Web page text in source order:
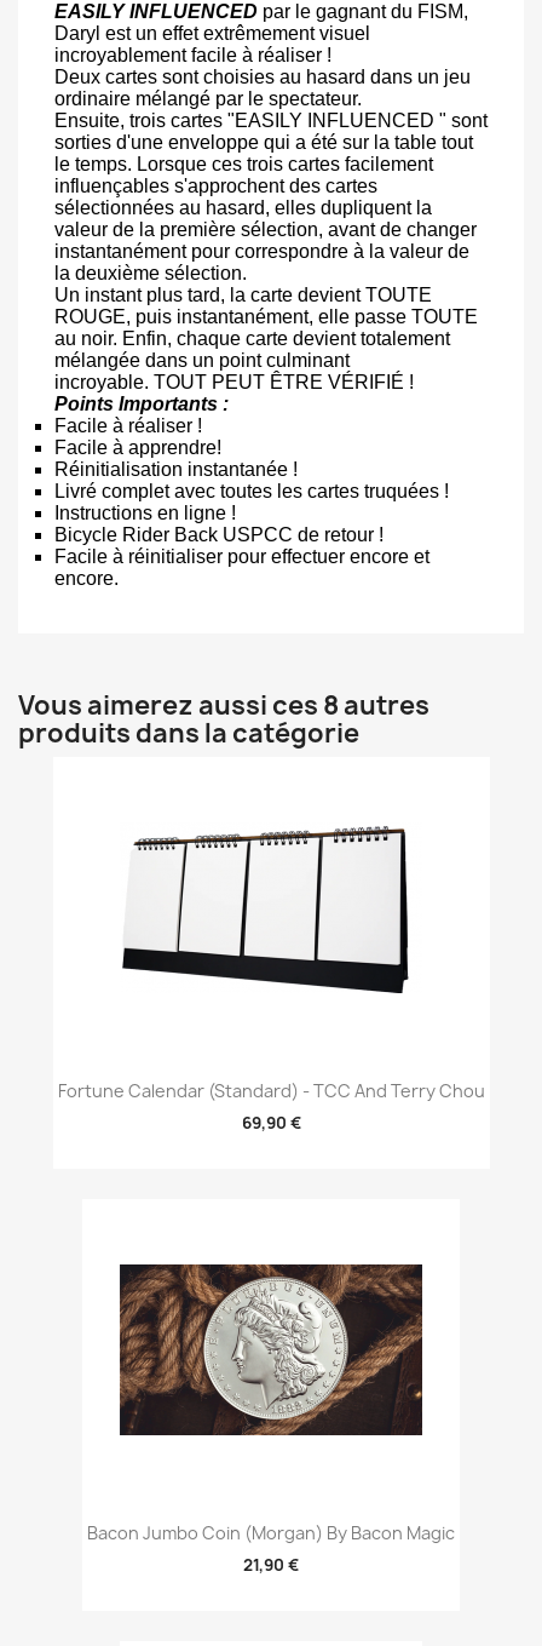
EASILY INFLUENCED par le gagnant du FISM,
Daryl est un effet extrêmement visuel
incroyablement facile à réaliser !
Deux cartes sont choisies au hasard dans un jeu
ordinaire mélangé par le spectateur.
Ensuite, trois cartes "EASILY INFLUENCED " sont
sorties d'une enveloppe qui a été sur la table tout
le temps. Lorsque ces trois cartes facilement
influençables s'approchent des cartes
sélectionnées au hasard, elles dupliquent la
valeur de la première sélection, avant de changer
instantanément pour correspondre à la valeur de
la deuxième sélection.
Un instant plus tard, la carte devient TOUTE
ROUGE, puis instantanément, elle passe TOUTE
au noir. Enfin, chaque carte devient totalement
mélangée dans un point culminant
incroyable. TOUT PEUT ÊTRE VÉRIFIÉ !
Points Importants :
Facile à réaliser !
Facile à apprendre!
Réinitialisation instantanée !
Livré complet avec toutes les cartes truquées !
Instructions en ligne !
Bicycle Rider Back USPCC de retour !
Facile à réinitialiser pour effectuer encore et
encore.
Vous aimerez aussi ces 8 autres
produits dans la catégorie
Fortune Calendar (Standard) - TCC And Terry Chou
69,90 €
Bacon Jumbo Coin (Morgan) By Bacon Magic
21,90 €